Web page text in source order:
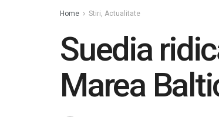
Home Stiri, Actualitate
Suedia
Marea